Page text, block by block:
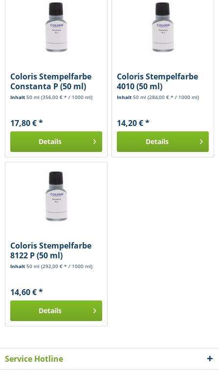
Coloris Stempelfarbe
Constanta P (50 ml)
Inhalt50 ml(356,00 € * / 1000 ml)
17,80 € *
Details
Coloris Stempelfarbe
4010 (50 ml)
Inhalt50 ml(284,00 € * / 1000 ml)
14,20 € *
Details
Coloris Stempelfarbe
8122 P (50 ml)
Inhalt 50 ml(292,00 € * / 1000 ml)
14,60 € *
Details
Service Hotline